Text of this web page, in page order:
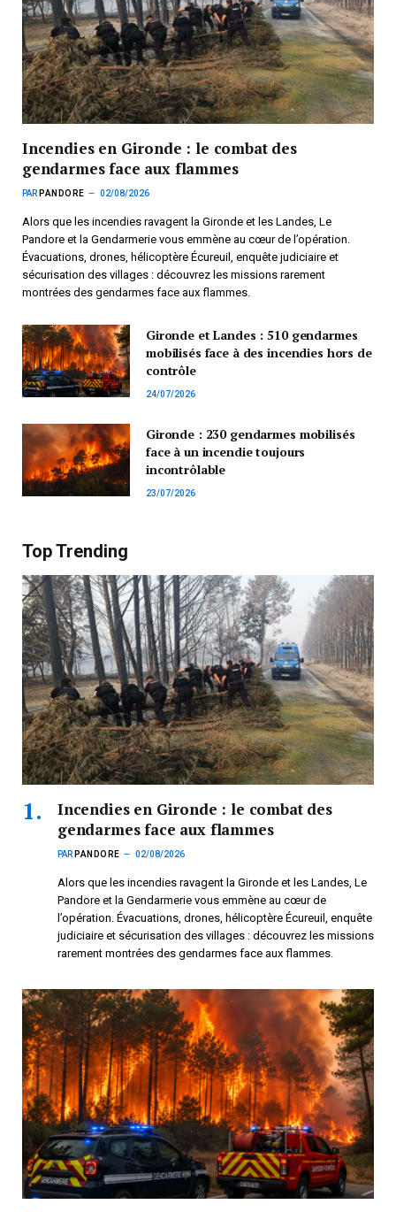
Incendies en Gironde : le combat des
gendarmes face aux flammes
PAR PANDORE 02/08/2026
Alors que les incendies ravagent la Gironde et les Landes, Le
Pandore et la Gendarmerie vous emmène au cœur de l’opération.
Évacuations, drones, hélicoptère Écureuil, enquête judiciaire et
sécurisation des villages : découvrez les missions rarement
montrées des gendarmes face aux flammes.
Gironde et Landes : 510 gendarmes
mobilisés face à des incendies hors de
contrôle
24/07/2026
Gironde : 230 gendarmes mobilisés
face à un incendie toujours
incontrôlable
23/07/2026
Top Trending
Incendies en Gironde : le combat des
gendarmes face aux flammes
PAR PANDORE 02/08/2026
Alors que les incendies ravagent la Gironde et les Landes, Le
Pandore et la Gendarmerie vous emmène au cœur de
l’opération. Évacuations, drones, hélicoptère Écureuil, enquête
judiciaire et sécurisation des villages : découvrez les missions
rarement montrées des gendarmes face aux flammes.